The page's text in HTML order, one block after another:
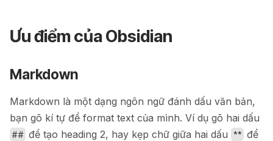
Ưu điểm của Obsidian
Markdown
Markdown là một dạng ngôn ngữ đánh dấu văn bản,
bạn gõ kí tự để format text của mình. Ví dụ gõ hai dấu
## để tạo heading 2, hay kẹp chữ giữa hai dấu ** để